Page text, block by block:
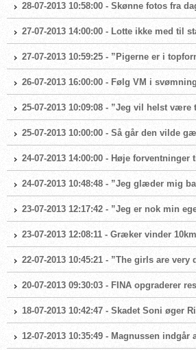
28-07-2013 10:58:00 - Skønne fotos fra
27-07-2013 14:00:00 - Lotte ikke med til
27-07-2013 10:59:25 - ”Pigerne er i
26-07-2013 16:00:00 - Følg VM i
25-07-2013 10:09:08 - ”Jeg vil helst være
25-07-2013 10:00:00 - Så går den vilde
24-07-2013 14:00:00 - Høje
24-07-2013 10:48:48 - ”Jeg glæder mig
23-07-2013 12:17:42 - ”Jeg er nok min
23-07-2013 12:08:11 - Græker vinder
22-07-2013 10:45:21 - ”The girls are
20-07-2013 09:30:03 - FINA opgraderer
18-07-2013 10:42:47 - Skadet Soni øger
12-07-2013 10:35:49 - Magnussen indgår